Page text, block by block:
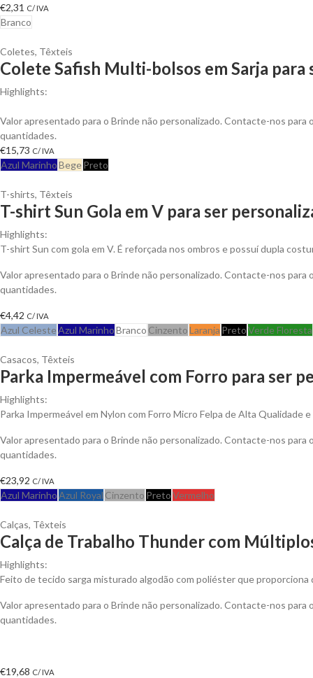
€2,31 C/ IVA
Branco
Coletes, Têxteis
Colete Safish Multi-bolsos em Sarja para
Highlights:
Valor apresentado para o Brinde não personalizado. Contacte-nos
quantidades.
€15,73 C/ IVA
Azul MarinhoBegePreto
T-shirts, Têxteis
T-shirt Sun Gola em V para ser
Highlights:
T-shirt Sun com gola em V. É reforçada nos ombros e possuí dupla
Valor apresentado para o Brinde não personalizado. Contacte-nos
quantidades.
€4,42 C/ IVA
Azul CelesteAzul MarinhoBranco CinzentoLaranja PretoVerde Floresta
Casacos, Têxteis
Parka Impermeável com Forro para ser
Highlights:
Parka Impermeável em Nylon com Forro Micro Felpa de Alta Qualidade
Valor apresentado para o Brinde não personalizado. Contacte-nos
quantidades.
€23,92 C/ IVA
Azul MarinhoAzul Royal Cinzento PretoVermelho
Calças, Têxteis
Calça de Trabalho Thunder com
Highlights:
Feito de tecido sarga misturado algodão com poliéster que proporciona
Valor apresentado para o Brinde não personalizado. Contacte-nos
quantidades.
€19,68 C/ IVA